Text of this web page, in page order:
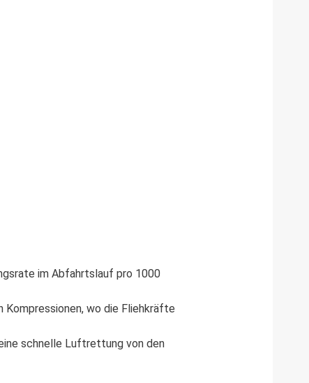
im Abfahrtslauf pro 1000
Kompressionen, wo die Fliehkräfte
schnelle Luftrettung von den